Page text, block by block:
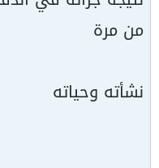
من مرة
نشأته وحياته